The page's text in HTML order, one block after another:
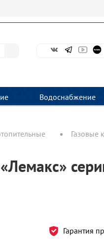
Водоснабжение
Газовые
Гарантия